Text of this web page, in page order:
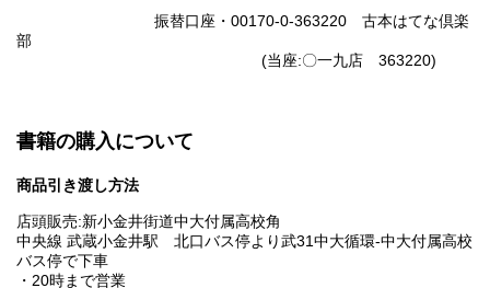
振替口座・00170-0-363220 古本はてな倶楽
部
(当座:〇一九店 363220)
書籍の購入について
商品引き渡し方法
店頭販売:新小金井街道中大付属高校角
中央線 武蔵小金井駅 北口バス停より武31中大循環-中大付属高校
バス停で下車
・20時まで営業